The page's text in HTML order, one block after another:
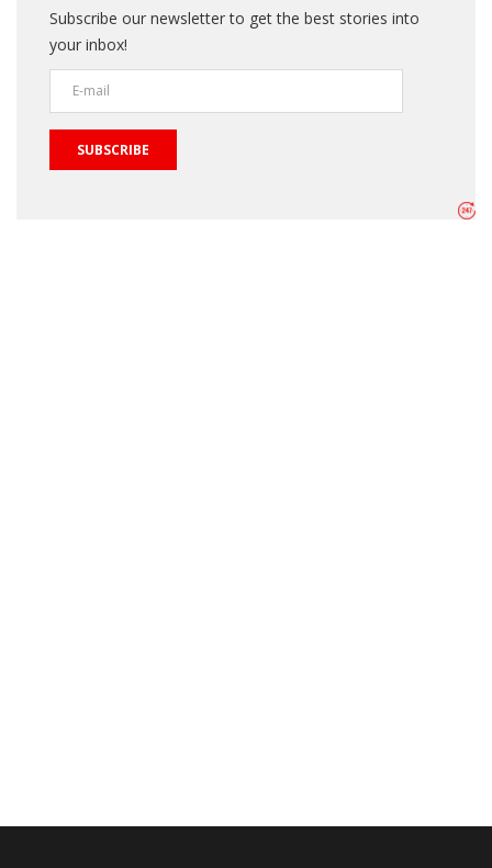
Subscribe our newsletter to get the best stories into
your inbox!
SUBSCRIBE